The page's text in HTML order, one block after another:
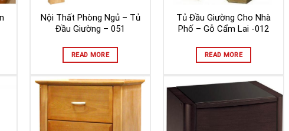
Nội Thất Phòng Ngủ – Tủ
Đầu Giường – 051
READ MORE
Tủ Đầu Giường Cho Nhà
Phố – Gỗ Cẩm Lai -012
READ MORE